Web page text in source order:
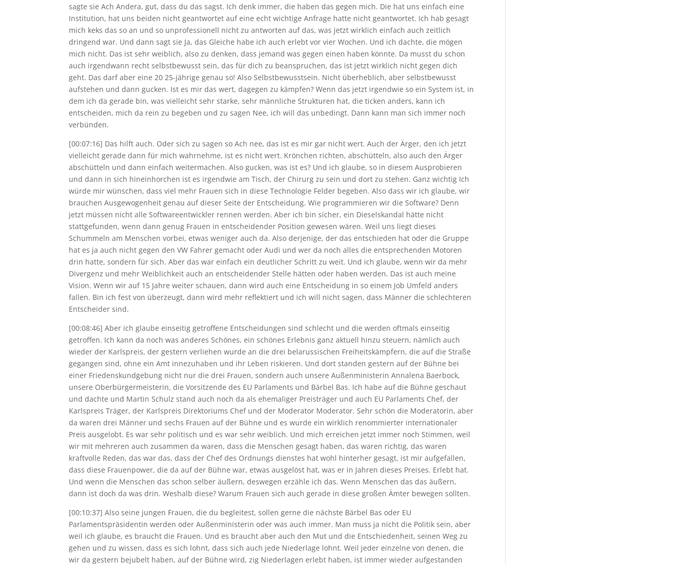
sagte sie Ach Andera, gut, dass du das sagst. Ich denk immer, die haben das gegen mich. Die hat uns einfach eine
Institution, hat uns beiden nicht geantwortet auf eine echt wichtige Anfrage hatte nicht geantwortet. Ich hab gesagt
mich keks das so an und so unprofessionell nicht zu antworten auf das, was jetzt wirklich einfach auch zeitlich
dringend war. Und dann sagt sie Ja, das Gleiche habe ich auch erlebt vor vier Wochen. Und ich dachte, die mögen
mich nicht. Das ist sehr weiblich, also zu denken, dass jemand was gegen einen haben könnte. Da musst du schon
auch irgendwann recht selbstbewusst sein, das für dich zu beanspruchen, das ist jetzt wirklich nicht gegen dich
geht. Das darf aber eine 20 25-jährige genau so! Also Selbstbewusstsein. Nicht überheblich, aber selbstbewusst
aufstehen und dann gucken. Ist es mir das wert, dagegen zu kämpfen? Wenn das jetzt irgendwie so ein System ist, in
dem ich da gerade bin, was vielleicht sehr starke, sehr männliche Strukturen hat, die ticken anders, kann ich
entscheiden, mich da rein zu begeben und zu sagen Nee, ich will das unbedingt. Dann kann man sich immer noch
verbünden.
[00:07:16] Das hilft auch. Oder sich zu sagen so Ach nee, das ist es mir gar nicht wert. Auch der Ärger, den ich jetzt
vielleicht gerade dann für mich wahrnehme, ist es nicht wert. Krönchen richten, abschütteln, also auch den Ärger
abschütteln und dann einfach weitermachen. Also gucken, was ist es? Und ich glaube, so in diesem Ausprobieren
und dann in sich hineinhorchen ist es irgendwie am Tisch, der Chirurg zu sein und dort zu stehen. Ganz wichtig Ich
würde mir wünschen, dass viel mehr Frauen sich in diese Technologie Felder begeben. Also dass wir ich glaube, wir
brauchen Ausgewogenheit genau auf dieser Seite der Entscheidung. Wie programmieren wir die Software? Denn
jetzt müssen nicht alle Softwareentwickler rennen werden. Aber ich bin sicher, ein Dieselskandal hätte nicht
stattgefunden, wenn dann genug Frauen in entscheidender Position gewesen wären. Weil uns liegt dieses
Schummeln am Menschen vorbei, etwas weniger auch da. Also derjenige, der das entschieden hat oder die Gruppe
hat es ja auch nicht gegen den VW Fahrer gemacht oder Audi und wer da noch alles die entsprechenden Motoren
drin hatte, sondern für sich. Aber das war einfach ein deutlicher Schritt zu weit. Und ich glaube, wenn wir da mehr
Divergenz und mehr Weiblichkeit auch an entscheidender Stelle hätten oder haben werden. Das ist auch meine
Vision. Wenn wir auf 15 Jahre weiter schauen, dann wird auch eine Entscheidung in so einem Job Umfeld anders
fallen. Bin ich fest von überzeugt, dann wird mehr reflektiert und ich will nicht sagen, dass Männer die schlechteren
Entscheider sind.
[00:08:46] Aber ich glaube einseitig getroffene Entscheidungen sind schlecht und die werden oftmals einseitig
getroffen. Ich kann da noch was anderes Schönes, ein schönes Erlebnis ganz aktuell hinzu steuern, nämlich auch
wieder der Karlspreis, der gestern verliehen wurde an die drei belarussischen Freiheitskämpfern, die auf die Straße
gegangen sind, ohne ein Amt innezuhaben und ihr Leben riskieren. Und dort standen gestern auf der Bühne bei
einer Friedenskundgebung nicht nur die drei Frauen, sondern auch unsere Außenministerin Annalena Baerbock,
unsere Oberbürgermeisterin, die Vorsitzende des EU Parlaments und Bärbel Bas. Ich habe auf die Bühne geschaut
und dachte und Martin Schulz stand auch noch da als ehemaliger Preisträger und auch EU Parlaments Chef, der
Karlspreis Träger, der Karlspreis Direktoriums Chef und der Moderator Moderator. Sehr schön die Moderatorin, aber
da waren drei Männer und sechs Frauen auf der Bühne und es wurde ein wirklich renommierter internationaler
Preis ausgelobt. Es war sehr politisch und es war sehr weiblich. Und mich erreichen jetzt immer noch Stimmen, weil
wir mit mehreren auch zusammen da waren, dass die Menschen gesagt haben, das waren richtig, das waren
kraftvolle Reden, das war das, dass der Chef des Ordnungs dienstes hat wohl hinterher gesagt, ist mir aufgefallen,
dass diese Frauenpower, die da auf der Bühne war, etwas ausgelöst hat, was er in Jahren dieses Preises. Erlebt hat.
Und wenn die Menschen das schon selber äußern, deswegen erzähle ich das. Wenn Menschen das das äußern,
dann ist doch da was drin. Weshalb diese? Warum Frauen sich auch gerade in diese großen Ämter bewegen sollten.
[00:10:37] Also seine jungen Frauen, die du begleitest, sollen gerne die nächste Bärbel Bas oder EU
Parlamentspräsidentin werden oder Außenministerin oder was auch immer. Man muss ja nicht die Politik sein, aber
weil ich glaube, es braucht die Frauen. Und es braucht aber auch den Mut und die Entschiedenheit, seinen Weg zu
gehen und zu wissen, dass es sich lohnt, dass sich auch jede Niederlage lohnt. Weil jeder einzelne von denen, die
wir da gestern bejubelt haben, auf der Bühne wird, zig Niederlagen erlebt haben, ist immer wieder aufgestanden